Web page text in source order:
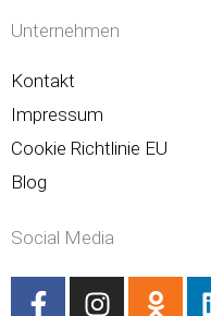
Unternehmen
Kontakt
Impressum
Cookie Richtlinie EU
Blog
Social Media
F
I
O